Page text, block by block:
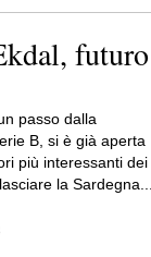
futuro
passo dalla
B, si è già aperta
più interessanti dei
la